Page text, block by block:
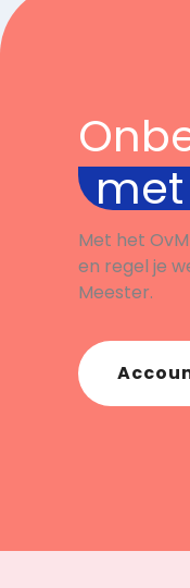
Met het
en regel je
Meester.